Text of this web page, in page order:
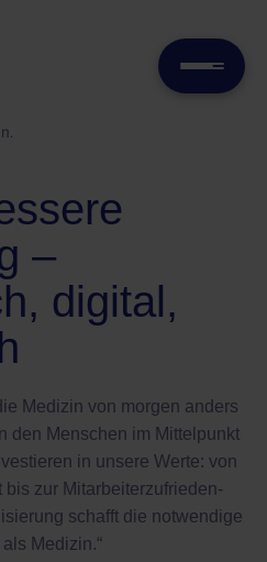
–
digital,
Medizin von morgen anders
den Menschen im Mittelpunkt
in unsere Werte: von
bis zur Mitarbeiter­zufrieden­
schafft die notwendige
Medizin.“